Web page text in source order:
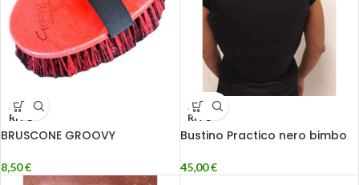
ESAU
RITO
BRUSCONE GROOVY
8,50€
ESAU
RITO
Bustino Practico nero bimbo
45,00€